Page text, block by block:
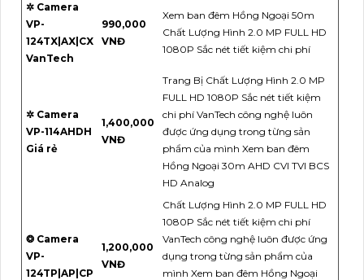
✲ Camera
VP-
124TX|AX|CX
VanTech
990,000
VNĐ
Xem ban đêm Hồng Ngoại 50m
Chất Lượng Hình 2.0 MP FULL HD
1080P Sắc nét tiết kiệm chi phí
✲ Camera
VP-114AHDH
Giá rẻ
1,400,000
VNĐ
Trang Bị Chất Lượng Hình 2.0 MP
FULL HD 1080P Sắc nét tiết kiệm
chi phí VanTech công nghệ luôn
được ứng dụng trong từng sản
phẩm của mình Xem ban đêm
Hồng Ngoại 30m AHD CVI TVI BCS
HD Analog
❂ Camera
VP-
124TP|AP|CP
1,200,000
VNĐ
Chất Lượng Hình 2.0 MP FULL HD
1080P Sắc nét tiết kiệm chi phí
VanTech công nghệ luôn được ứng
dụng trong từng sản phẩm của
mình Xem ban đêm Hồng Ngoại